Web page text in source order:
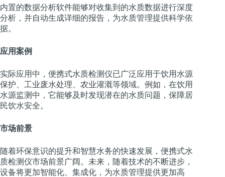
内置的数据分析软件能够对收集到的水质数据进行深度
分析，并自动生成详细的报告，为水质管理提供科学依
据。
应用案例
实际应用中，便携式水质检测仪已广泛应用于饮用水源
保护、工业废水处理、农业灌溉等领域。例如，在饮用
水源监测中，它能够及时发现潜在的水质问题，保障居
民饮水安全。
市场前景
随着环保意识的提升和智慧水务的快速发展，便携式水
质检测仪市场前景广阔。未来，随着技术的不断进步，
设备将更加智能化、集成化，为水质管理提供更加高